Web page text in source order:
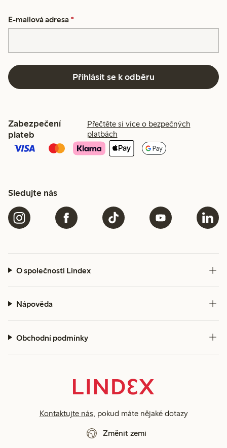
E-mailová adresa *
Přihlásit se k odběru
Zabezpečení
plateb
Přečtěte si více o bezpečných
platbách
Sledujte nás
O společnosti Lindex
Nápověda
Obchodní podmínky
Kontaktujte nás, pokud máte nějaké dotazy
Změnit zemi